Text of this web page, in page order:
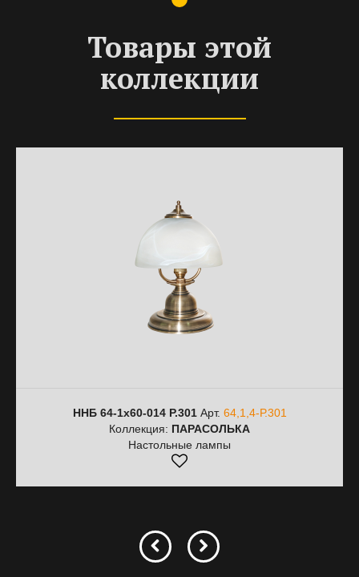
Товары этой
коллекции
ННБ 64-1х60-014 Р.301 Арт. 64,1,4-Р.301
Коллекция: ПАРАСОЛЬКА
Настольные лампы